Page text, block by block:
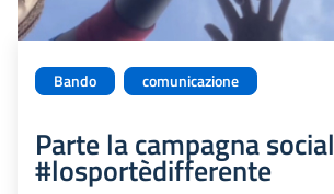
Bando comunicazione
Parte la campagna social
#losportèdifferente